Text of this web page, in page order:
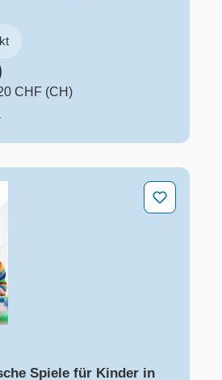
CHF (CH)
Spiele für Kinder in Krippen und
Spiele für Kinder in